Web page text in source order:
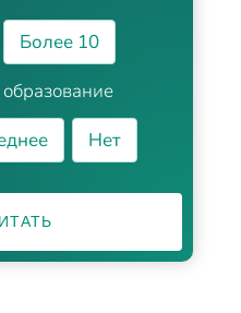
Более 10
Нет